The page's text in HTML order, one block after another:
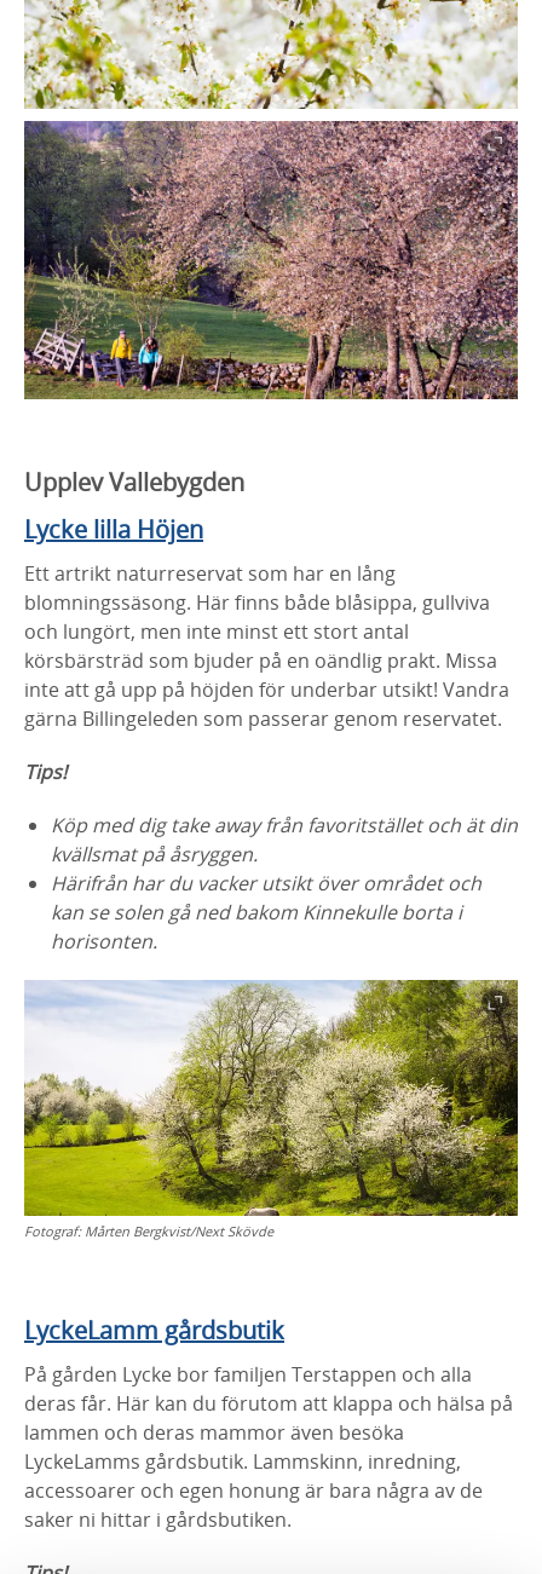
Upplev Vallebygden
Lycke lilla Höjen
Ett artrikt naturreservat som har en lång
blomningssäsong. Här finns både blåsippa, gullviva
och lungört, men inte minst ett stort antal
körsbärsträd som bjuder på en oändlig prakt. Missa
inte att gå upp på höjden för underbar utsikt! Vandra
gärna Billingeleden som passerar genom reservatet.
Tips!
Köp med dig take away från favoritstället och ät din
kvällsmat på åsryggen.
Härifrån har du vacker utsikt över området och
kan se solen gå ned bakom Kinnekulle borta i
horisonten.
Fotograf: Mårten Bergkvist/Next Skövde
LyckeLamm gårdsbutik
På gården Lycke bor familjen Terstappen och alla
deras får. Här kan du förutom att klappa och hälsa på
lammen och deras mammor även besöka
LyckeLamms gårdsbutik. Lammskinn, inredning,
accessoarer och egen honung är bara några av de
saker ni hittar i gårdsbutiken.